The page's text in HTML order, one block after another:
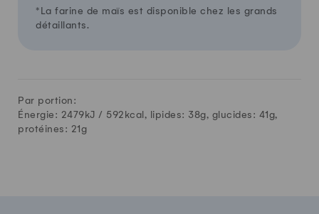
*La farine de maïs est disponible chez les grands
détaillants.
Par portion:
Énergie: 2479kJ / 592 kcal, lipides: 38g, glucides: 41 g,
protéines: 21 g